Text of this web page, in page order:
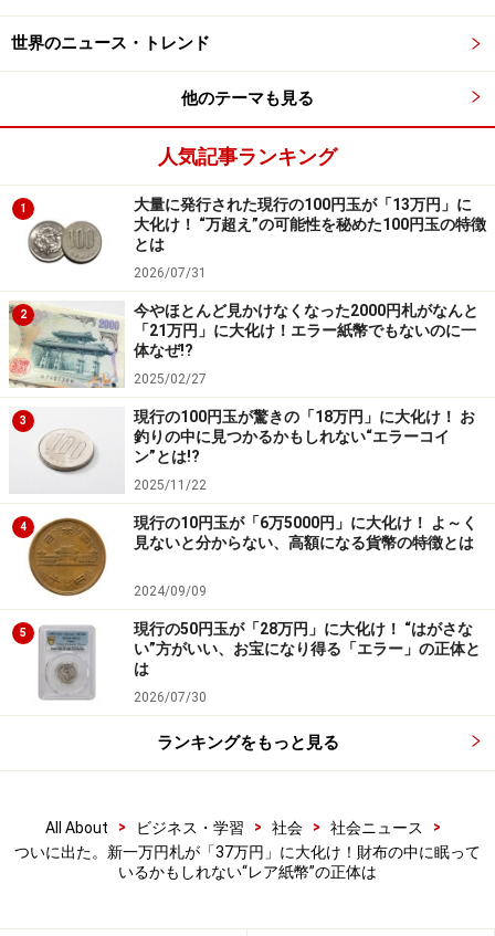
なお、今回のYahoo!オークション、コイン商販売の一万
した人がコイン商などに売却した可能性もあります。
それにしても、残りのAAｰAA券はどこに行ってしまった
のでしょうか？ もしかしたら皆さんのお財布の中に眠っ
ていませんか？ 誰にでも発見できる可能性はあるため、
見つけたらかなりのお宝となるかもしれませんよ。
＞次ページ：「37万6000円」で落札された実際の一万円
札を見る
※記事内容は執筆時点のものです。最新の内容をご確認くださ
い。
世界のニュース・トレンド
他のテーマも見る
人気記事ランキング
1
大量に発行された現行の100円玉が「13万円」に
大化け！ “万超え”の可能性を秘めた100円玉の特徴
とは
2026/07/31
2
今やほとんど見かけなくなった2000円札がなんと
「21万円」に大化け！エラー紙幣でもないのに一
体なぜ!?
2025/02/27
3
現行の100円玉が驚きの「18万円」に大化け！ お
釣りの中に見つかるかもしれない“エラーコイ
ン”とは!?
2025/11/22
4
現行の10円玉が「6万5000円」に大化け！ よ～く
見ないと分からない、高額になる貨幣の特徴とは
2024/09/09
5
現行の50円玉が「28万円」に大化け！ “はがさな
い”方がいい、お宝になり得る「エラー」の正体と
は
2026/07/30
ランキングをもっと見る
All About > ビジネス・学習 > 社会 > 社会ニュース
>
ついに出た。新一万円札が「37万円」に大化け！財布の中に眠って
いるかもしれない“レア紙幣”の正体は